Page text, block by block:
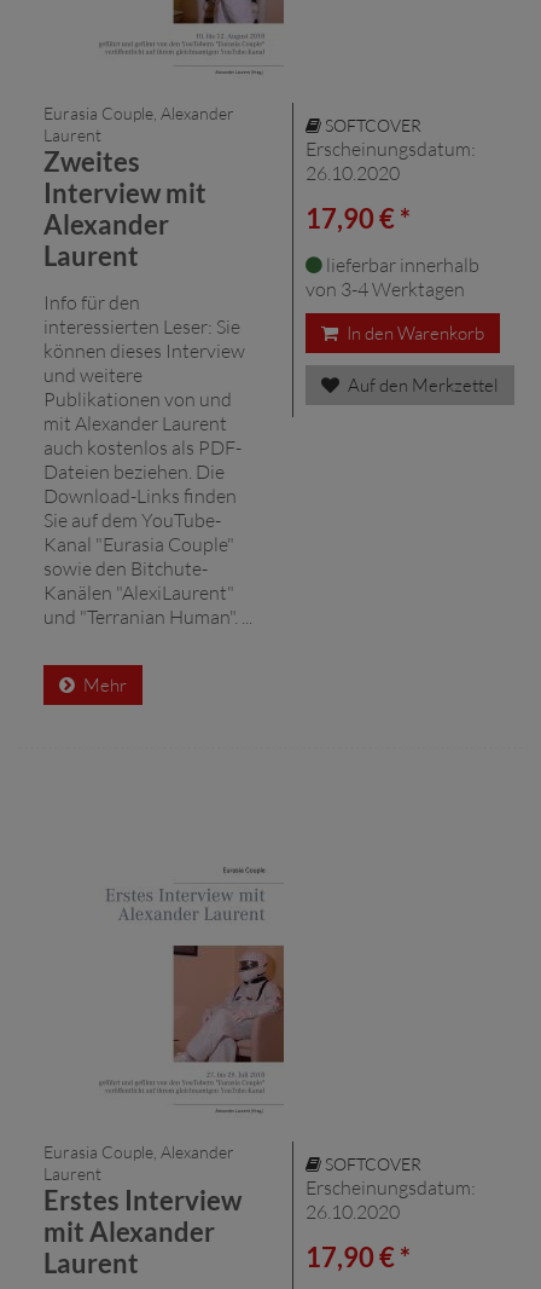
Eurasia Couple, Alexander
Laurent
Zweites
Interview mit
Alexander
Laurent
Info für den
interessierten Leser: Sie
können dieses Interview
und weitere
Publikationen von und
mit Alexander Laurent
auch kostenlos als PDF-
Dateien beziehen. Die
Download-Links finden
Sie auf dem YouTube-
Kanal "Eurasia Couple"
sowie den Bitchute-
Kanälen "AlexiLaurent"
und "Terranian Human". ...
Mehr
SOFTCOVER
Erscheinungsdatum:
26.10.2020
17,90 € *
lieferbar innerhalb
von 3-4 Werktagen
In den Warenkorb
Auf den Merkzettel
Eurasia Couple, Alexander
Laurent
Erstes Interview
mit Alexander
Laurent
SOFTCOVER
Erscheinungsdatum:
26.10.2020
17,90 € *